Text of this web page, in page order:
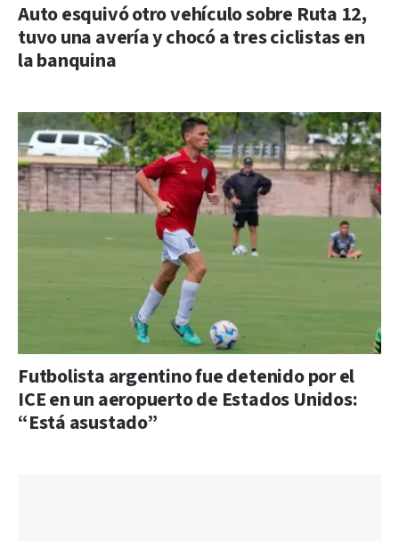
Auto esquivó otro vehículo sobre Ruta 12,
tuvo una avería y chocó a tres ciclistas en
la banquina
Futbolista argentino fue detenido por el
ICE en un aeropuerto de Estados Unidos:
“Está asustado”